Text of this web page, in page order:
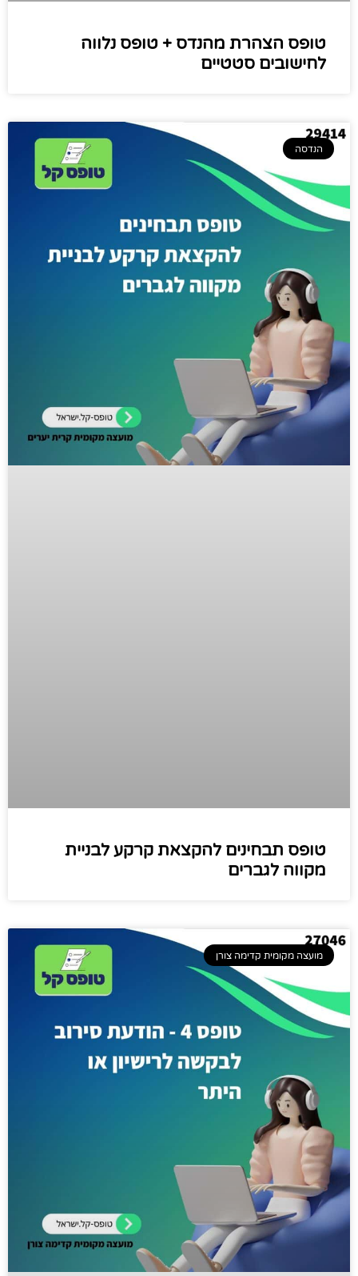
טופס הצהרת מהנדס + טופס נלווה
לחישובים סטטיים
הנדסה
טופס תבחינים להקצאת קרקע לבניית
מקווה לגברים
מועצה מקומית קדימה צורן